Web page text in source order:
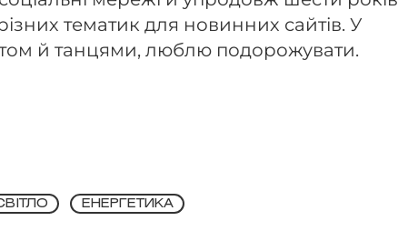
тематик для новинних сайтів. У
й танцями, люблю подорожувати.
ЕНЕРГЕТИКА